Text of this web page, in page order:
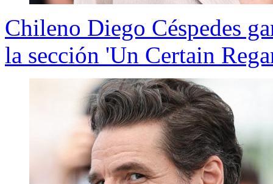
Chileno Diego Céspedes
la sección 'Un Certain